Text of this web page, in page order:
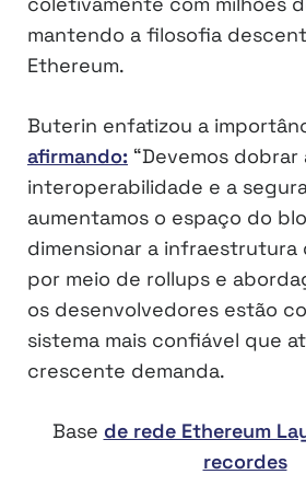
mantendo a filosofia
Ethereum.
Buterin enfatizou a
afirmando: “Devemos dobrar
interoperabilidade e a
aumentamos o espaço do
dimensionar a infraestrutura
por meio de rollups e
os desenvolvedores estão
sistema mais confiável que
crescente demanda.
Base de rede Ethereum
recordes